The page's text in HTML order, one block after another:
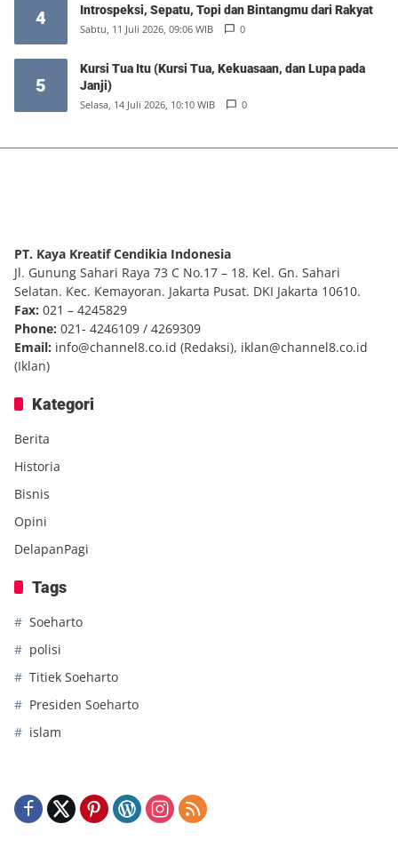
4 Introspeksi, Sepatu, Topi dan Bintangmu dari Rakyat
Sabtu, 11 Juli 2026, 09:06 WIB 0
5
Kursi Tua Itu (Kursi Tua, Kekuasaan, dan Lupa pada
Janji)
Selasa, 14 Juli 2026, 10:10 WIB 0
PT. Kaya Kreatif Cendikia Indonesia
Jl. Gunung Sahari Raya 73 C No.17 – 18. Kel. Gn. Sahari
Selatan. Kec. Kemayoran. Jakarta Pusat. DKI Jakarta 10610.
Fax: 021 – 4245829
Phone: 021- 4246109 / 4269309
Email: info@channel8.co.id (Redaksi), iklan@channel8.co.id
(Iklan)
Kategori
Berita
Historia
Bisnis
Opini
DelapanPagi
Tags
Soeharto
polisi
Titiek Soeharto
Presiden Soeharto
islam